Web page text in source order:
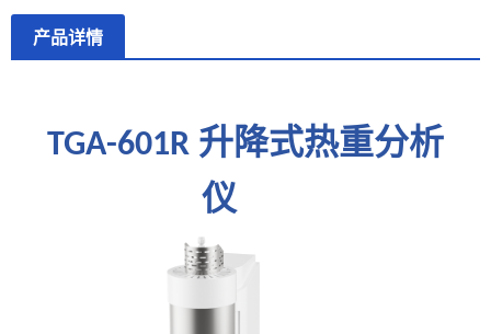
产品详情
TGA-601R 升降式热重分析
仪